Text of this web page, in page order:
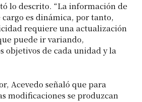
lo descrito. “La información de
es dinámica, por tanto,
requiere una actualización
puede ir variando,
objetivos de cada unidad y la
Acevedo señaló que para
modificaciones se produzcan